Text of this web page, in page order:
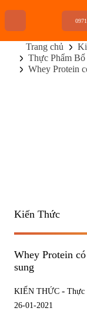
TRANG CHỦ
FLASH SALE
Trang chủ
Thực Phẩm Bổ
Whey Protein
Kiến Thức
Whey Protein
sung
KIẾN THỨC - Thực
26-01-2021